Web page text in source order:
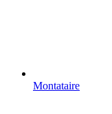
Montataire